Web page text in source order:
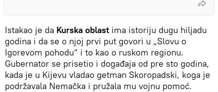
Istakao je da Kurska oblastima istoriju dugu hiljadu
godina i da se o njoj prvi put govori u „Slovu o
Igorevom pohodu“ i to kao o ruskom regionu.
Gubernator se prisetio i događaja od pre sto godina,
kada je u Kijevu vladao getman Skoropadski, koga je
podržavala Nemačka i pružala mu vojnu pomoć.